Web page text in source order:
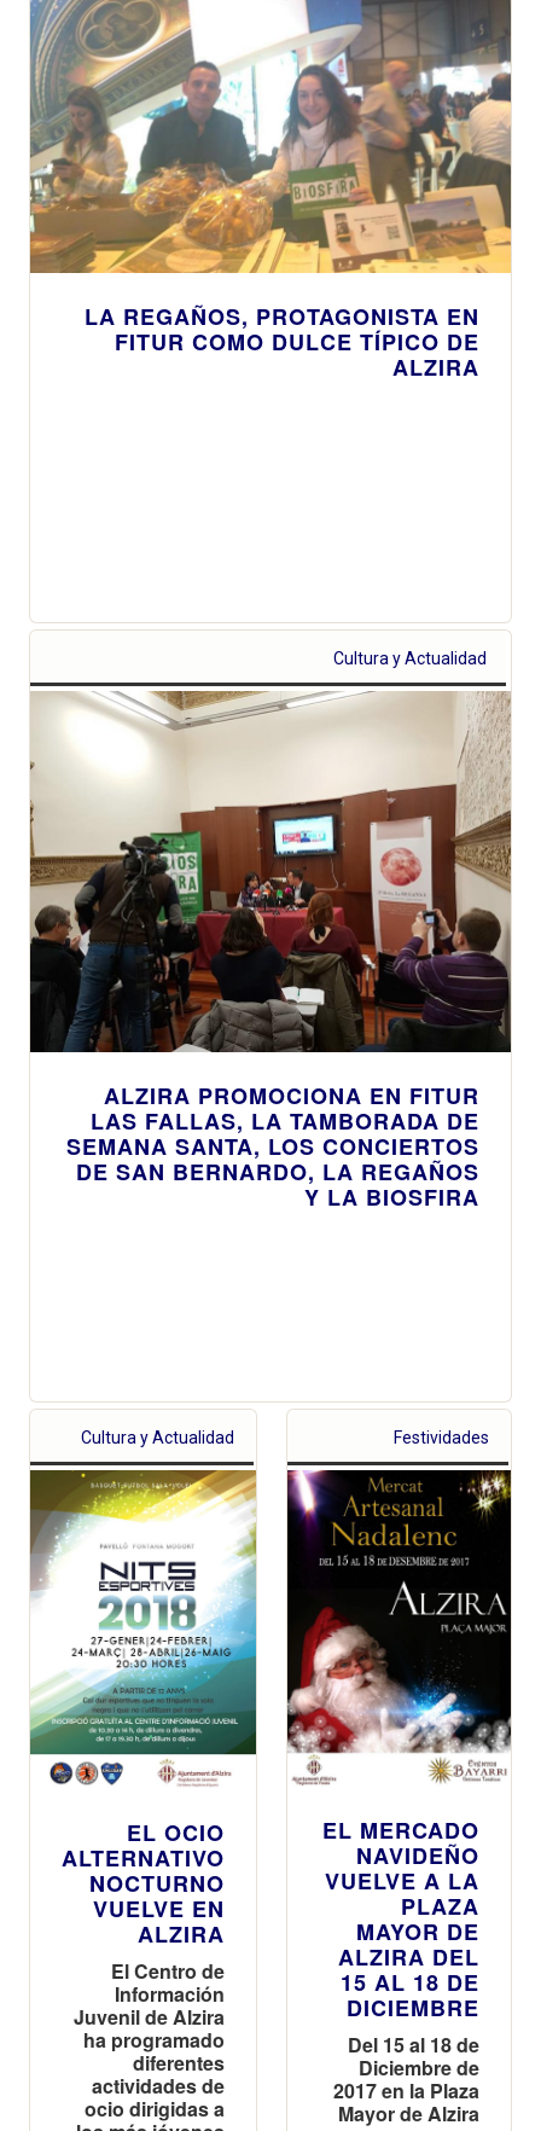
LA REGAÑOS, PROTAGONISTA EN
FITUR COMO DULCE TÍPICO DE
ALZIRA
Cultura y Actualidad
ALZIRA PROMOCIONA EN FITUR
LAS FALLAS, LA TAMBORADA DE
SEMANA SANTA, LOS CONCIERTOS
DE SAN BERNARDO, LA REGAÑOS
Y LA BIOSFIRA
Cultura y Actualidad
EL OCIO
ALTERNATIVO
NOCTURNO
VUELVE EN
ALZIRA
El Centro de
Información
Juvenil de Alzira
ha programado
diferentes
actividades de
ocio dirigidas a
Festividades
EL MERCADO
NAVIDEÑO
VUELVE A LA
PLAZA
MAYOR DE
ALZIRA DEL
15 AL 18 DE
DICIEMBRE
Del 15 al 18 de
Diciembre de
2017 en la Plaza
Mayor de Alzira